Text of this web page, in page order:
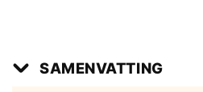
SAMENVATTING